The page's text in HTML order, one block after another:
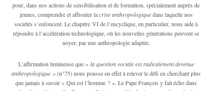
pour, dans nos actions de sensibilisation et de formation, spécialement auprès de
jeunes, comprendre et affronter lacrise anthropologiquedans laquelle nos
sociétés s’enfoncent. Le chapitre VI de l’encyclique, en particulier, nous aide à
répondre à l’accélération technologique, où les nouvelles générations peuvent se
noyer, par une anthropologie adaptée.
L’affirmation lumineuse que « la question sociale est radicalement devenue
anthropologique »(n°75) nous pousse en effet à relever le défi en cherchant plus
que jamais à savoir « Qui est l’homme ? ». Le Pape François y fait écho dans